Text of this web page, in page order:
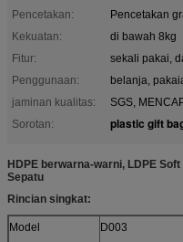
Pencetakan:
Pencetakan
Kekuatan:
di bawah 8kg
Fitur:
sekali pakai,
Penggunaan:
belanja,
jaminan kualitas:
SGS,
Sorotan:
plastic gift
HDPE berwarna-warni, LDPE
Sepatu
Rincian singkat:
Model D003